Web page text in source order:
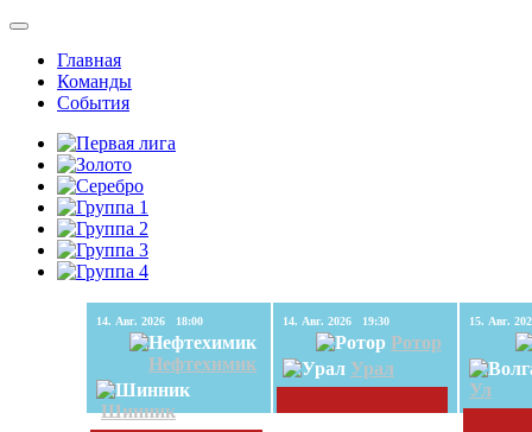
Главная
Команды
События
14. Авг. 2026 18:00
Нефтехимик
Шинник
14. Авг. 2026 19:30
Ротор
Урал
Ул